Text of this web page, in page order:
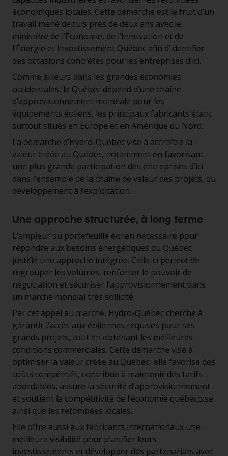
économiques locales. Cette démarche est le fruit d’un
travail mené depuis près de deux ans avec le
ministère de l’Économie, de l’Innovation et de
l’Énergie et Investissement Québec afin d’identifier
des occasions concrètes pour les entreprises d’ici.
Comme ailleurs dans les grandes économies
occidentales, le Québec dépend d’une chaîne
d’approvisionnement mondiale pour les
équipements éoliens, les principaux fabricants étant
surtout situés en Europe et en Amérique du Nord.
La démarche d’Hydro-Québec vise à accroître la
valeur créée au Québec, notamment en favorisant
une plus grande participation des entreprises d’ici
dans l’ensemble de la chaîne de valeur des projets, du
développement à l’exploitation.
Une approche structurée, à long terme
L’ampleur du portefeuille éolien nécessaire pour
répondre aux besoins énergétiques du Québec
justifie une approche intégrée. Celle-ci permet de
regrouper les volumes, renforcer le pouvoir de
négociation et sécuriser l’approvisionnement dans
un marché mondial très sollicité.
Par cet appel au marché, Hydro-Québec cherche à
garantir l’accès aux éoliennes requises pour ses
grands projets, tout en obtenant les meilleures
conditions commerciales. Cette démarche vise à
optimiser la valeur créée au Québec : elle favorise des
coûts compétitifs, contribue à maintenir des tarifs
abordables, assure la sécurité d’approvisionnement
et soutient la compétitivité de l’économie québécoise
ainsi que les retombées locales.
Elle offre aussi aux fabricants internationaux une
meilleure visibilité pour planifier leurs
investissements et développer des partenariats avec